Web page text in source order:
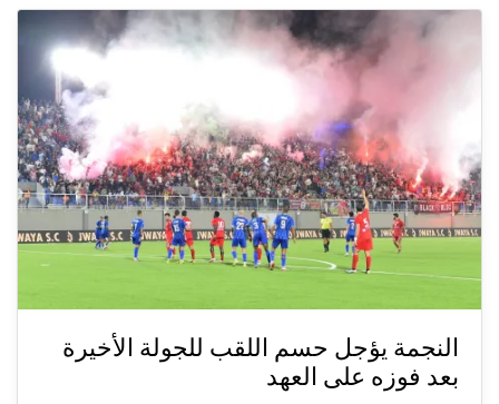
النجمة يؤجل حسم اللقب للجولة الأخيرة
بعد فوزه على العهد